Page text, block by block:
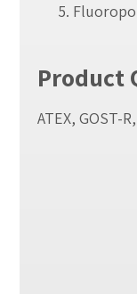
Product
ATEX, GOST-